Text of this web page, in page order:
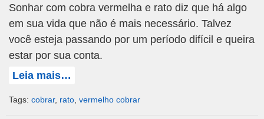
Sonhar com cobra vermelha e rato diz que há algo
em sua vida que não é mais necessário. Talvez
você esteja passando por um período difícil e queira
estar por sua conta.
Leia mais…
Tags: cobrar, rato, vermelho cobrar